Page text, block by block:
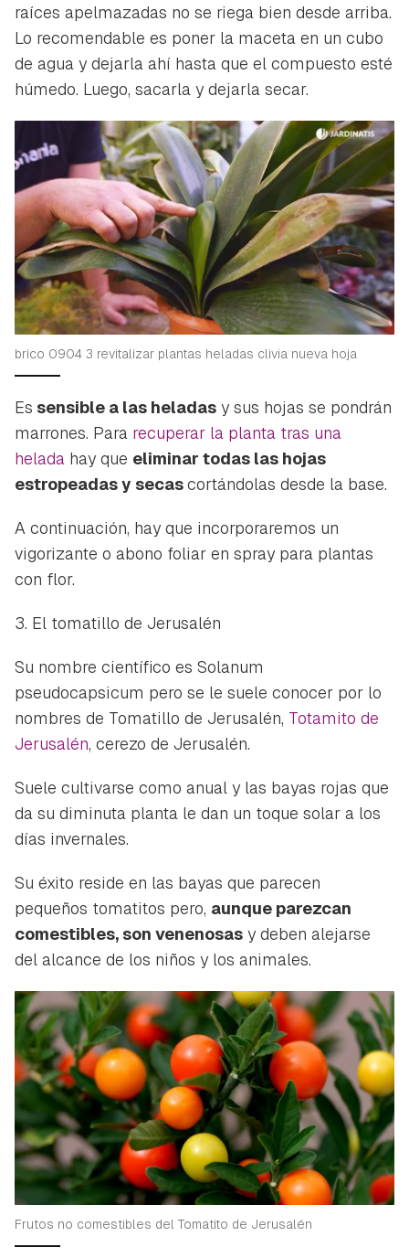
raíces apelmazadas no se riega bien desde arriba.
Lo recomendable es poner la maceta en un cubo
de agua y dejarla ahí hasta que el compuesto esté
húmedo. Luego, sacarla y dejarla secar.
brico 0904 3 revitalizar plantas heladas clivia nueva hoja
Es sensible a las heladas y sus hojas se pondrán
marrones. Para recuperar la planta tras una
helada hay que eliminar todas las hojas
estropeadas y secascortándolas desde la base.
A continuación, hay que incorporaremos un
vigorizante o abono foliar en spray para plantas
con flor.
3. El tomatillo de Jerusalén
Su nombre científico es Solanum
pseudocapsicum pero se le suele conocer por lo
nombres de Tomatillo de Jerusalén, Totamito de
Jerusalén, cerezo de Jerusalén.
Suele cultivarse como anual y las bayas rojas que
da su diminuta planta le dan un toque solar a los
días invernales.
Su éxito reside en las bayas que parecen
pequeños tomatitos pero, aunque parezcan
comestibles, son venenosas y deben alejarse
del alcance de los niños y los animales.
Frutos no comestibles del Tomatito de Jerusalén